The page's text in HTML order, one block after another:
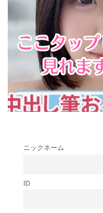
ニックネーム
ID